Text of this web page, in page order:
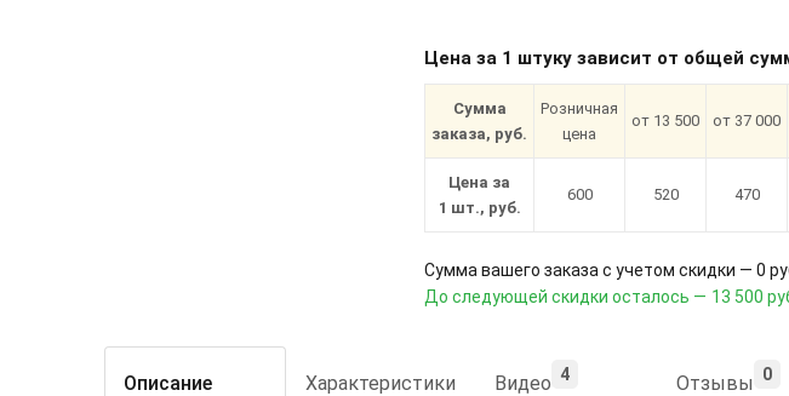
Цена за 1 штуку зависит от общей
Сумма
заказа, руб.
Розничная
цена
от 13 500 от 37 000
Цена за
1 шт., руб.
600 520 470
Сумма вашего заказа с учетом скидки —0
До следующей скидки осталось — 13 500
Описание Характеристики Видео 4 Отзывы 0